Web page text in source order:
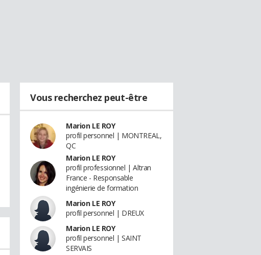
Vous recherchez peut-être
Marion LE ROY
profil personnel | MONTREAL,
QC
Marion LE ROY
profil professionnel | Altran
France - Responsable
ingénierie de formation
Marion LE ROY
profil personnel | DREUX
Marion LE ROY
profil personnel | SAINT
SERVAIS